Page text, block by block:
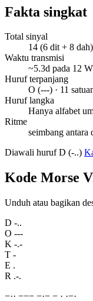
Fakta singkat
Total sinyal
14 (6 dit + 8 dah)
Waktu transmisi
~5.3d pada 12
Huruf terpanjang
O (---) · 11
Huruf langka
Hanya alfabet
Ritme
seimbang antara
Diawali huruf D (-..)
Kode Morse
Unduh atau bagikan
D -..
O ---
K -.-
T -
E .
R .-.
−·· −−− −·− − · ·−·